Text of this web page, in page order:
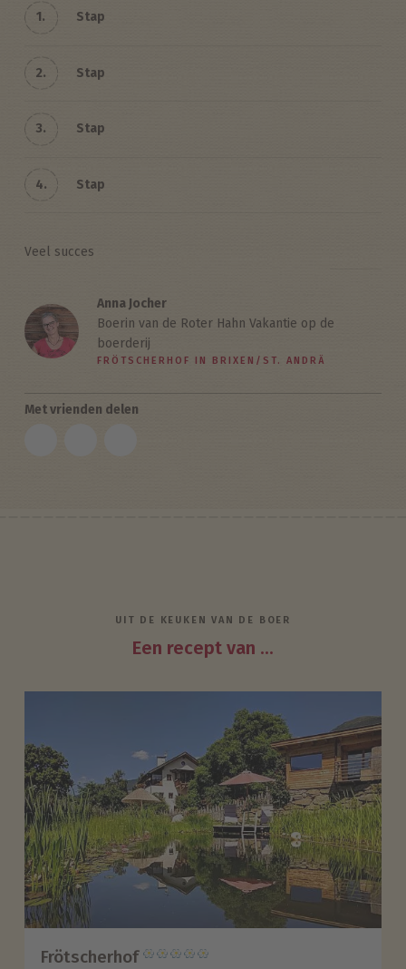
1. Stap
2. Stap
3. Stap
4. Stap
Veel succes
Anna Jocher
Boerin van de Roter Hahn Vakantie op de
boerderij
FRÖTSCHERHOF IN BRIXEN/ST. ANDRÄ
Met vrienden delen
UIT DE KEUKEN VAN DE BOER
Een recept van ...
Frötscherhof